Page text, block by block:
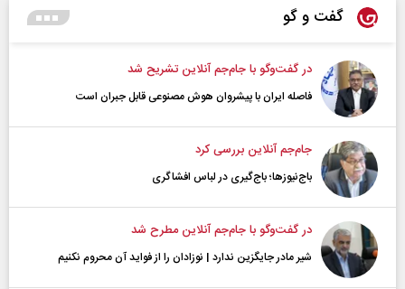
گفت و گو
در گفت‌و‌گو با جام‌جم آنلاین تشریح شد
فاصله ایران با پیشرو‌ان هوش مصنوعی قابل جبران است
جام‌جم آنلاین بررسی کرد
باج‌نیوزها؛ باج‌گیری در لباس افشاگری
در گفت‌و‌گو با جام‌جم آنلاین مطرح شد
شیر مادر جایگزین ندارد | نوزادان را از فواید آن محروم نکنیم